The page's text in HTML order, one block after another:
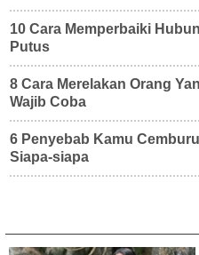
10 Cara Memperbaiki
Putus
8 Cara Merelakan Orang
Wajib Coba
6 Penyebab Kamu
Siapa-siapa